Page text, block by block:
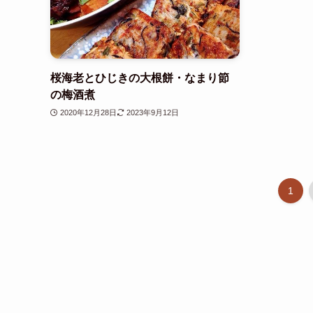
桜海老とひじきの大根餅・なまり節
の梅酒煮
2020年12月28日 2023年9月12日
1